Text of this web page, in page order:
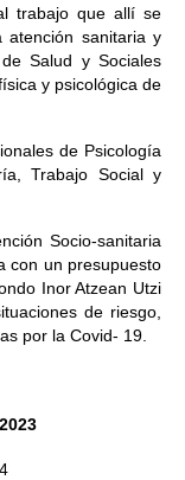
trabajo que allí se
atención sanitaria y
Salud y Sociales
y psicológica de
de Psicología
Trabajo Social y
Socio-sanitaria
con un presupuesto
Inor Atzean Utzi
de riesgo,
por la Covid- 19.
2023
4